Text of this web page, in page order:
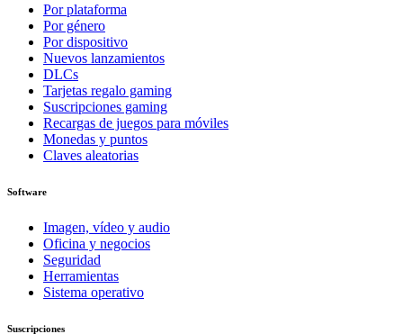
Por plataforma
Por género
Por dispositivo
Nuevos lanzamientos
DLCs
Tarjetas regalo gaming
Suscripciones gaming
Recargas de juegos para móviles
Monedas y puntos
Claves aleatorias
Software
Imagen, vídeo y audio
Oficina y negocios
Seguridad
Herramientas
Sistema operativo
Suscripciones